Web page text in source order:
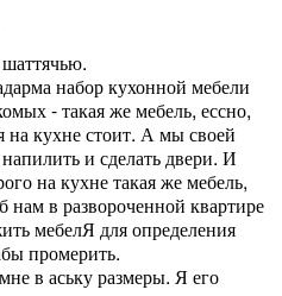
набор кухонной мебели
- такая же мебель, ессно,
на кухне стоит. А мы своей
и сделать двери. И
на кухне такая же мебель,
в развороченной квартире
мебелЯ для определения
промерить.
в аську размеры. Я его